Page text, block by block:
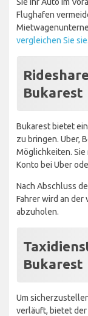
Flughafen
vergleichen Sie sie.
Bukarest
Bukarest bietet
zu bringen. Uber,
Möglichkeiten.
Konto bei Uber
Nach Abschluss
Fahrer wird an
abzuholen.
Bukarest
Um
verläuft, bietet